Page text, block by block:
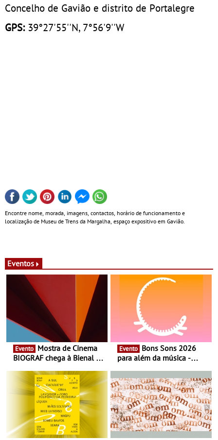
Concelho de Gavião e distrito de Portalegre
GPS:39°27'55''N, 7°56'9''W
Encontre nome, morada, imagens, contactos, horário de funcionamento e
localização de Museu de Trens da Margalha, espaço expositivo em Gavião.
Eventos
Evento
BIOGRAF chega à Bienal de
Documentário, ensaio
fílmico e práticas artísticas
Evento
para além da música -
percursos, oficinas,
atividades para toda a
família e muito mais